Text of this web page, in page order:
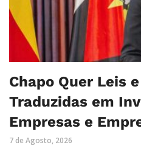
Chapo Quer Leis
Traduzidas em
Empresas e
7 de Agosto, 2026